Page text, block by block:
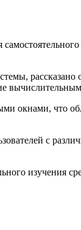
окнами, что
с
изучения